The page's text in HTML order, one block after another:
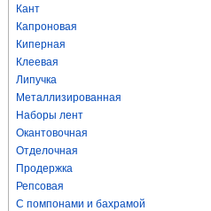
Кант
Капроновая
Киперная
Клеевая
Липучка
Металлизированная
Наборы лент
Окантовочная
Отделочная
Продержка
Репсовая
С помпонами и бахрамой